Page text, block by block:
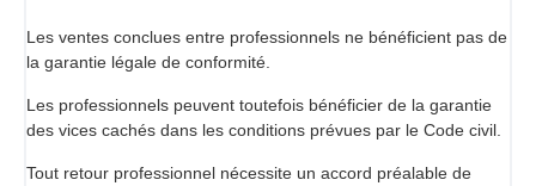
Les ventes conclues entre professionnels ne bénéficient pas de
la garantie légale de conformité.
Les professionnels peuvent toutefois bénéficier de la garantie
des vices cachés dans les conditions prévues par le Code civil.
Tout retour professionnel nécessite un accord préalable de